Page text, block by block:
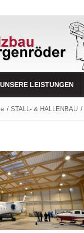
UNSERE LEISTUNGEN
/ STALL- & HALLENBAU /